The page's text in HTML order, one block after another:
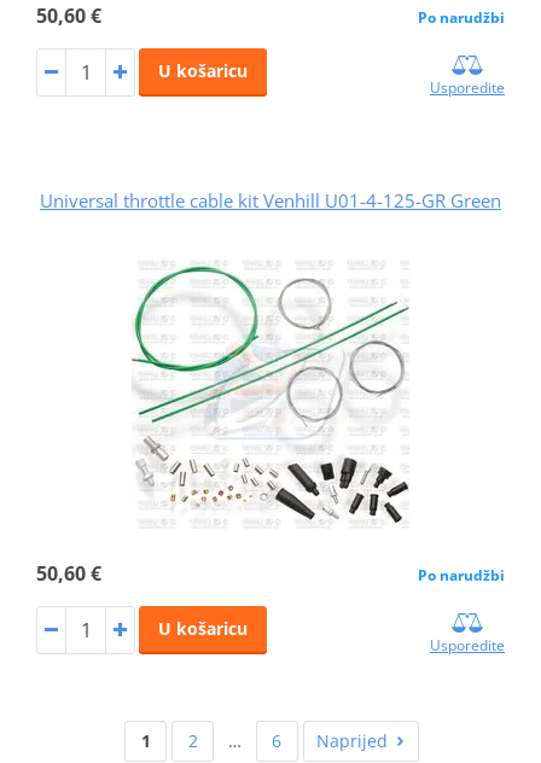
50,60 € Po narudžbi
U košaricu
Usporedite
Universal throttle cable kit Venhill U01-4-125-GR Green
50,60 € Po narudžbi
U košaricu
Usporedite
1 2 … 6 Naprijed